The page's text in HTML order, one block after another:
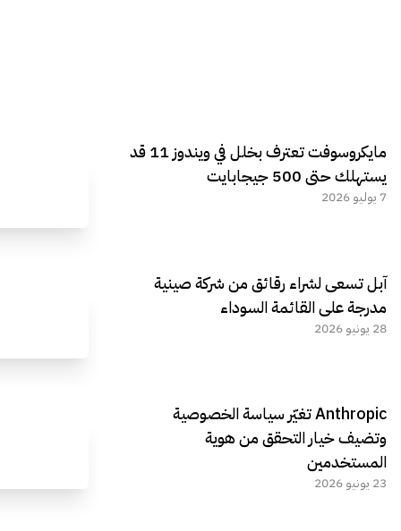
مايكروسوفت تعترف بخلل في ويندوز 11 قد
يستهلك حتى 500 جيجابايت
7 يوليو 2026
آبل تسعى لشراء رقائق من شركة صينية
مدرجة على القائمة السوداء
28 يونيو 2026
Anthropic تغيّر سياسة الخصوصية
وتضيف خيار التحقق من هوية
المستخدمين
23 يونيو 2026